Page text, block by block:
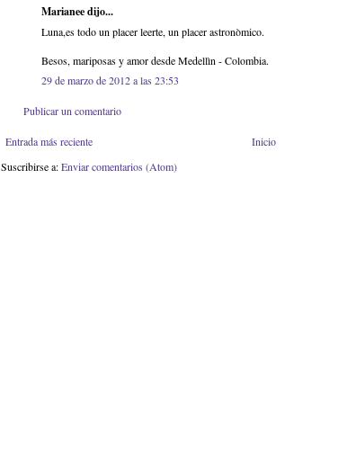
Marianee dijo...
Luna,es todo un placer leerte, un placer astronòmico.
Besos, mariposas y amor desde Medellìn - Colombia.
29 de marzo de 2012 a las 23:53
Publicar un comentario
Entrada más reciente
Inicio
Suscribirse a:Enviar comentarios (Atom)